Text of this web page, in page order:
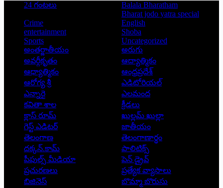
24 గంటలు
Balala Bharatham
Bharat jodo yatra special
Crime
English
entertainment
Shoba
Sports
Uncategorized
అంతర్జాతీయం
అరుగు
అవర్గీకృతం
ఆద్యాత్మికం
ఆధ్యాత్మికం
ఆంధ్రప్రదేశ్
ఆరోగ్య శ్రీ
ఎడిటోరియల్
ఎన్నారై
ఎలమంద
కవితా శాల
క్రీడలు
క్లాస్ రూమ్
ఖుల్లమ్ ఖుల్లా
గెస్ట్ ఎడిటర్
జాతీయం
తెలంగాణ
తెలంగాణార్థం
దక్కన్.కామ్
పాలిటిక్స్
పీపుల్స్ ‌మీడియా
పెన్ డ్రైవ్
ప్రచురణలు
ప్రత్యేక వ్యాసాలు
బిజినెస్
బొమ్మా బొరుసు